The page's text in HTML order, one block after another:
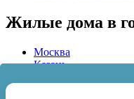
Жилые дома в
Москва
Казань